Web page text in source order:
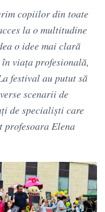
copiilor din toate
la o multitudine
o idee mai clară
în viața profesională,
festival au putut să
scenarii de
de specialiști care
profesoara Elena